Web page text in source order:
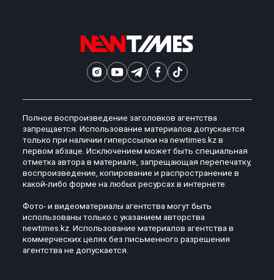
Полное воспроизведение заголовков агентства
запрещается. Использование материалов допускается
только при наличии гиперссылки на newtimes.kz в
первом абзаце. Исключением может быть специальная
отметка автора в материале, запрещающая перепечатку,
воспроизведение, копирование и распространение в
какой-либо форме на любых ресурсах в интернете.
Фото- и видеоматериалы агентства могут быть
использованы только с указанием авторства
newtimes.kz. Использование материалов агентства в
коммерческих целях без письменного разрешения
агентства не допускается.